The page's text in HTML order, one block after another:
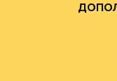
Мы